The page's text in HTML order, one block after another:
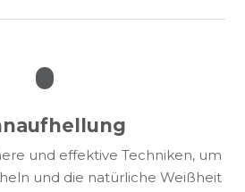
und effektive Techniken, um
und die natürliche Weißheit